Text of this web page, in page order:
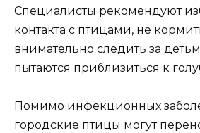
Специалисты рекомендуют
контакта с птицами, не
внимательно следить за
пытаются приблизиться к
Помимо инфекционных
городские птицы могут